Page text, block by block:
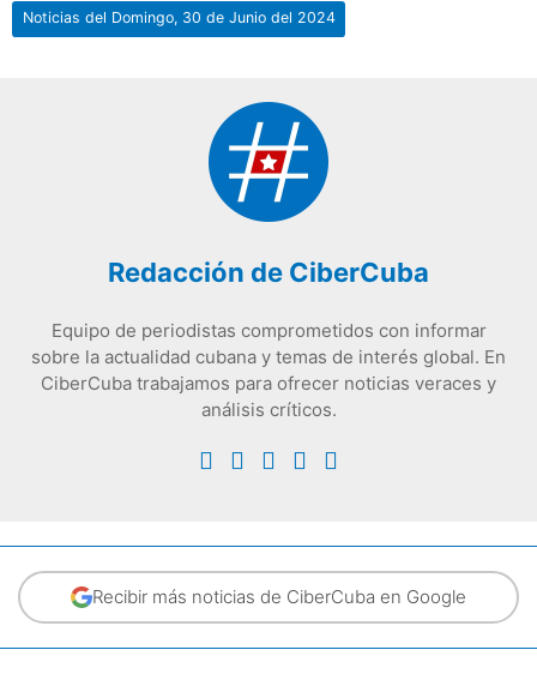
Noticias del Domingo, 30 de Junio del 2024
Redacción de CiberCuba
Equipo de periodistas comprometidos con informar
sobre la actualidad cubana y temas de interés global. En
CiberCuba trabajamos para ofrecer noticias veraces y
análisis críticos.
Recibir más noticias de CiberCuba en Google